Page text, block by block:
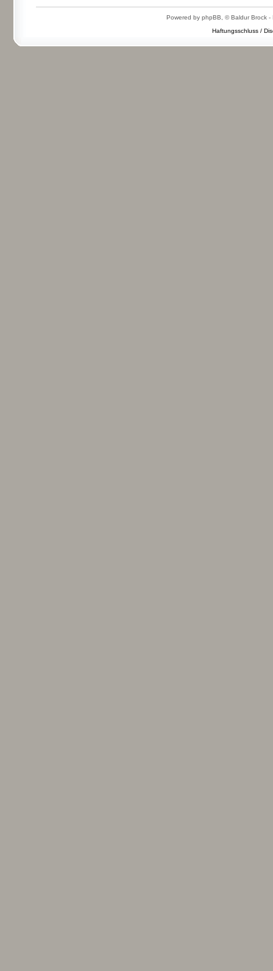
Powered by phpBB, © Baldur Brock -
Haftungsschluss /